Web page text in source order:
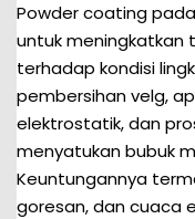
Powder coating
untuk
terhadap kondisi
pembersihan velg,
elektrostatik, dan
menyatukan bubuk
Keuntungannya
goresan, dan cuaca